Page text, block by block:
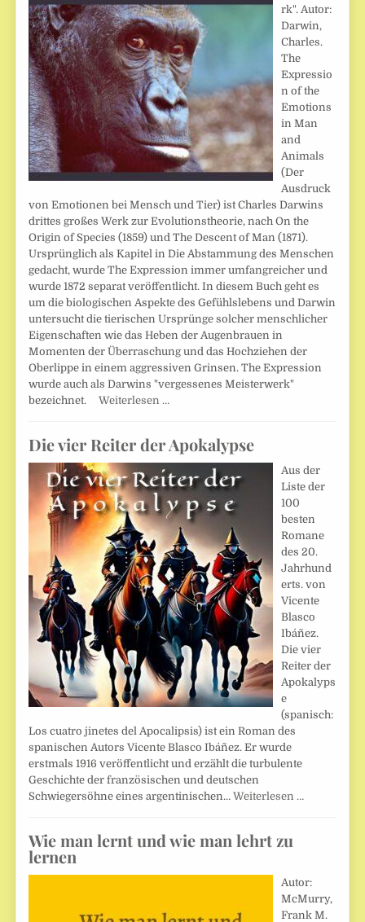
rk". Autor:
Darwin,
Charles.
The
Expressio
n of the
Emotions
in Man
and
Animals
(Der
Ausdruck
von Emotionen bei Mensch und Tier) ist Charles Darwins
drittes großes Werk zur Evolutionstheorie, nach On the
Origin of Species (1859) und The Descent of Man (1871).
Ursprünglich als Kapitel in Die Abstammung des Menschen
gedacht, wurde The Expression immer umfangreicher und
wurde 1872 separat veröffentlicht. In diesem Buch geht es
um die biologischen Aspekte des Gefühlslebens und Darwin
untersucht die tierischen Ursprünge solcher menschlicher
Eigenschaften wie das Heben der Augenbrauen in
Momenten der Überraschung und das Hochziehen der
Oberlippe in einem aggressiven Grinsen. The Expression
wurde auch als Darwins "vergessenes Meisterwerk"
bezeichnet.Weiterlesen …
Die vier Reiter der Apokalypse
Aus der
Liste der
100
besten
Romane
des 20.
Jahrhund
erts. von
Vicente
Blasco
Ibáñez.
Die vier
Reiter der
Apokalyps
e
(spanisch:
Los cuatro jinetes del Apocalipsis) ist ein Roman des
spanischen Autors Vicente Blasco Ibáñez. Er wurde
erstmals 1916 veröffentlicht und erzählt die turbulente
Geschichte der französischen und deutschen
Schwiegersöhne eines argentinischen…Weiterlesen …
Wie man lernt und wie man lehrt zu
lernen
Autor:
McMurry,
Frank M.